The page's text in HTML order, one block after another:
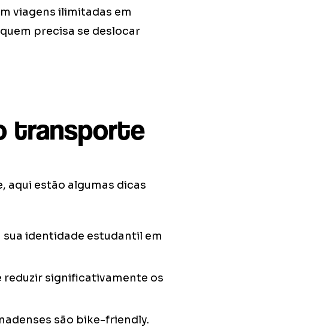
viagens ilimitadas em
precisa se deslocar
transporte
aqui estão algumas dicas
sua identidade estudantil em
reduzir significativamente os
são bike-friendly.